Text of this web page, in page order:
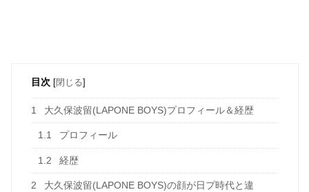
目次 [閉じる]
1 大久保波留(LAPONE BOYS)プロフィール＆経歴
1.1 プロフィール
1.2 経歴
2
大久保波留(LAPONE BOYS)の顔が日プ時代と違